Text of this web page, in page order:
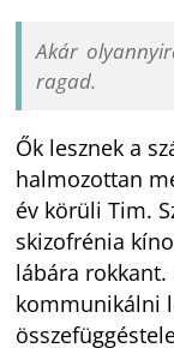
Akár
ragad.
Ők lesznek a
halmozottan
év körüli Tim.
skizofrénia
lábára
kommunikálni